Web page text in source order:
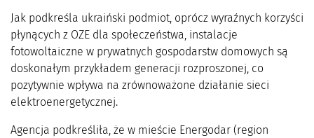
Jak podkreśla ukraiński podmiot, oprócz wyraźnych korzyści
płynących z OZE dla społeczeństwa, instalacje
fotowoltaiczne w prywatnych gospodarstw domowych są
doskonałym przykładem generacji rozproszonej, co
pozytywnie wpływa na zrównoważone działanie sieci
elektroenergetycznej.
Agencja podkreśliła, że w mieście Energodar (region